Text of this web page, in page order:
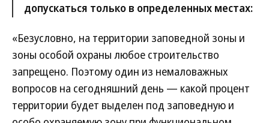
допускаться только в определенных местах:
«Безусловно, на территории заповедной зоны и
зоны особой охраны любое строительство
запрещено. Поэтому один из немаловажных
вопросов на сегодняшний день — какой процент
территории будет выделен под заповедную и